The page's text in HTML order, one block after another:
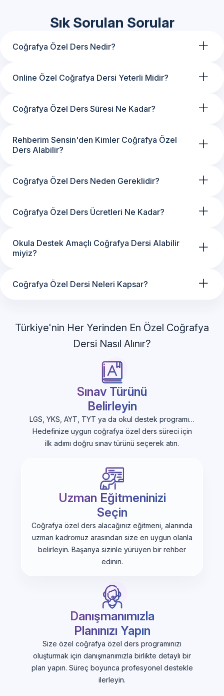
Sık Sorulan Sorular
Coğrafya Özel Ders Nedir? +
Online Özel Coğrafya Dersi Yeterli Midir? +
Coğrafya Özel Ders Süresi Ne Kadar? +
Rehberim Sensin'den Kimler Coğrafya Özel
Ders Alabilir?
+
Coğrafya Özel Ders Neden Gereklidir? +
Coğrafya Özel Ders Ücretleri Ne Kadar? +
Okula Destek Amaçlı Coğrafya Dersi Alabilir
miyiz?
+
Coğrafya Özel Dersi Neleri Kapsar? +
Türkiye'nin Her Yerinden En Özel Coğrafya
Dersi Nasıl Alınır?
Sınav Türünü
Belirleyin
LGS, YKS, AYT, TYT ya da okul destek programı…
Hedefinize uygun coğrafya özel ders süreci için
ilk adımı doğru sınav türünü seçerek atın.
Uzman Eğitmeninizi
Seçin
Coğrafya özel ders alacağınız eğitmeni, alanında
uzman kadromuz arasından size en uygun olanla
belirleyin. Başarıya sizinle yürüyen bir rehber
edinin.
Danışmanımızla
Planınızı Yapın
Size özel coğrafya özel ders programınızı
oluşturmak için danışmanımızla birlikte detaylı bir
plan yapın. Süreç boyunca profesyonel destekle
ilerleyin.